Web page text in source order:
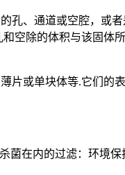
孔、通道或空腔，或
空除的体积与该固
片或单块体等.它们
菌在内的过滤：环境